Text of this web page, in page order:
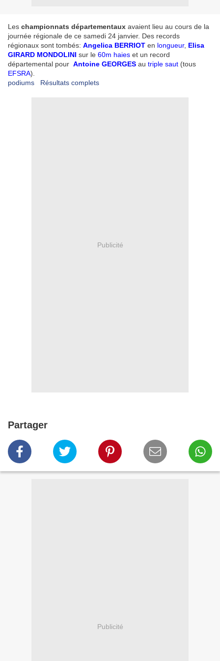
Les championnats départementaux avaient lieu au cours de la
journée régionale de ce samedi 24 janvier. Des records
régionaux sont tombés: Angelica BERRIOT en longueur, Elisa
GIRARD MONDOLINI sur le 60m haies et un record
départemental pour Antoine GEORGES au triple saut (tous
EFSRA).
podiums
Résultats complets
Publicité
Partager
Publicité